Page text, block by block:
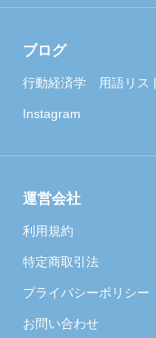
ブログ
行動経済学 用語リス
Instagram
運営会社
利用規約
特定商取引法
プライバシーポリシー
お問い合わせ